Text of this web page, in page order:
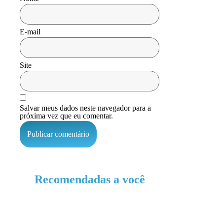
E-mail
Site
Salvar meus dados neste navegador para a
próxima vez que eu comentar.
Recomendadas a você